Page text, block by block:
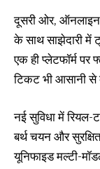
दूसरी ओर, ऑनलाइन
के साथ साझेदारी में
एक ही प्लेटफॉर्म
टिकट भी आसानी
नई सुविधा में रियल-
बर्थ चयन और
यूनिफाइड मल्टी-